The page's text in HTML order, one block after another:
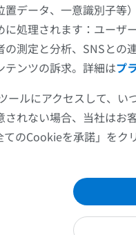
脈の腓骨回旋枝
肩関節MRI
MRI
プレミアム
手関節MRI
MRI
プレミアム
MRI
プレミアム
置データ、一意識別子等
に処理されます：ユーザ
の測定と分析、SNSとの
テンツの訴求。詳細はプ
ールにアクセスして、い
されない場合、当社はお
てのCookieを承諾」をク